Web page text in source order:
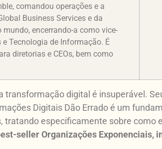
comandou operações e a
Business Services e da
encerrando-a como vice-
e Tecnologia de Informação. É
diretorias e CEOs, bem como
transformação digital é insuperável.
Digitais Dão Errado é um
tratando especificamente sobre como
seller Organizações